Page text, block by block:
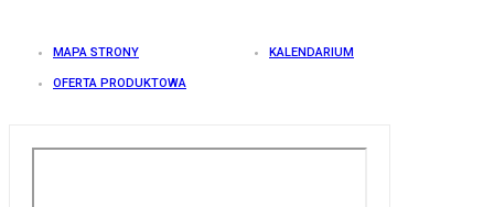
MAPA STRONY KALENDARIUM
OFERTA PRODUKTOWA